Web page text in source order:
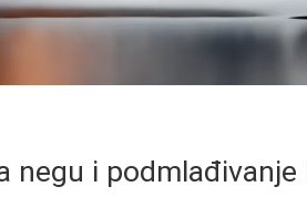
negu i